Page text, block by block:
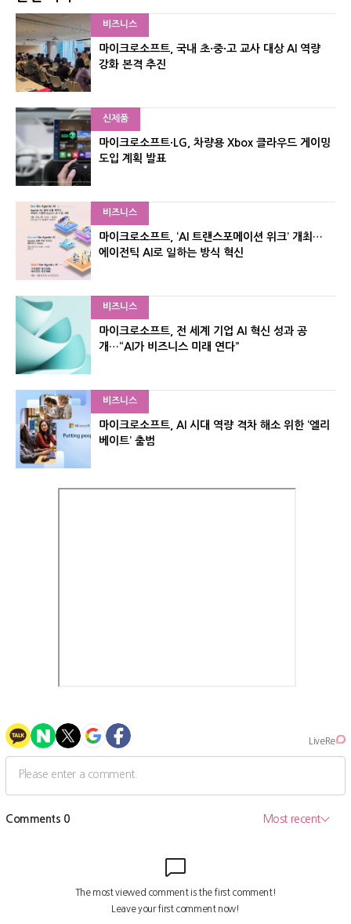
비즈니스
마이크로소프트, 국내 초·중·고 교사 대상 AI 역량
강화 본격 추진
신제품
마이크로소프트·LG, 차량용 Xbox 클라우드 게이밍
도입 계획 발표
비즈니스
마이크로소프트, ‘AI 트랜스포메이션 위크’ 개최…
에이전틱 AI로 일하는 방식 혁신
비즈니스
마이크로소프트, 전 세계 기업 AI 혁신 성과 공
개…“AI가 비즈니스 미래 연다”
비즈니스
마이크로소프트, AI 시대 역량 격차 해소 위한 ‘엘리
베이트’ 출범